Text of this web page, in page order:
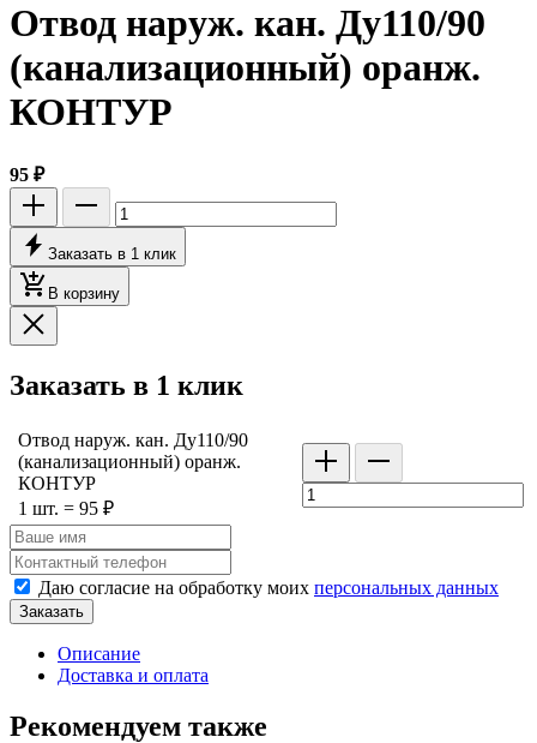
Отвод наруж. кан. Ду110/90
(канализационный) оранж.
КОНТУР
95 ₽
Заказать в 1 клик
В корзину
Заказать в 1 клик
Отвод наруж. кан. Ду110/90
(канализационный) оранж.
КОНТУР
1 шт. = 95 ₽
Даю согласие на обработку моих персональных данных
Заказать
Описание
Доставка и оплата
Рекомендуем также